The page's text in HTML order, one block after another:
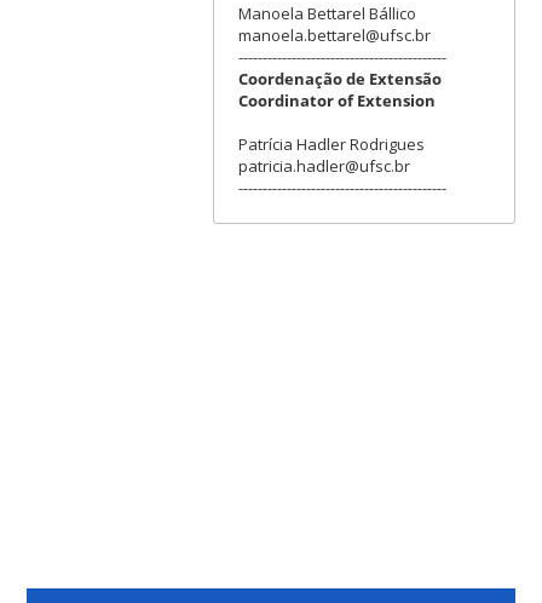
Manoela Bettarel Bállico
manoela.bettarel@ufsc.br
-------------------------------------------
Coordenação de Extensão
Coordinator of Extension
Patrícia Hadler Rodrigues
patricia.hadler@ufsc.br
-------------------------------------------